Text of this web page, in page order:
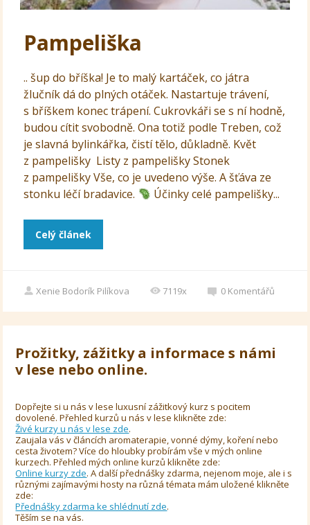
Pampeliška
.. šup do bříška! Je to malý kartáček, co játra
žlučník dá do plných otáček. Nastartuje trávení,
s bříškem konec trápení. Cukrovkáři se s ní hodně,
budou cítit svobodně. Ona totiž podle Treben, což
je slavná bylinkářka, čistí tělo, důkladně. Květ
z pampelišky Listy z pampelišky Stonek
z pampelišky Vše, co je uvedeno výše. A šťáva ze
stonku léčí bradavice.
Účinky celé pampelišky...
Celý článek
Xenie Bodorík Pilíkova 7119x 0 Komentářů
Prožitky, zážitky a informace s námi
v lese nebo online.
Dopřejte si u nás v lese luxusní zážitkový kurz s pocitem
dovolené. Přehled kurzů u nás v lese klikněte zde:
Živé kurzy u nás v lese zde.
Zaujala vás v článcích aromaterapie, vonné dýmy, koření nebo
cesta životem? Více do hloubky probírám vše v mých online
kurzech. Přehled mých online kurzů klikněte zde:
Online kurzy zde. A další přednášky zdarma, nejenom moje, ale i s
různými zajímavými hosty na různá témata mám uložené klikněte
zde:
Přednášky zdarma ke shlédnutí zde.
Těším se na vás.